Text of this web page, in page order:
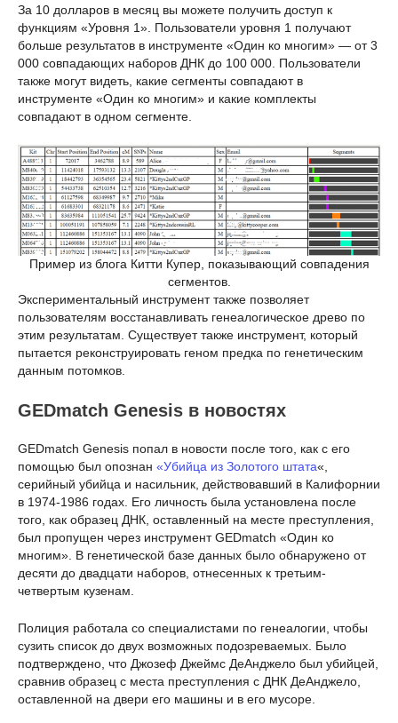
За 10 долларов в месяц вы можете получить доступ к
функциям «Уровня 1». Пользователи уровня 1 получают
больше результатов в инструменте «Один ко многим» — от 3
000 совпадающих наборов ДНК до 100 000. Пользователи
также могут видеть, какие сегменты совпадают в
инструменте «Один ко многим» и какие комплекты
совпадают в одном сегменте.
Пример из блога Китти Купер, показывающий совпадения
сегментов.
Экспериментальный инструмент также позволяет
пользователям восстанавливать генеалогическое древо по
этим результатам. Существует также инструмент, который
пытается реконструировать геном предка по генетическим
данным потомков.
GEDmatch Genesis в новостях
GEDmatch Genesis попал в новости после того, как с его
помощью был опознан «Убийца из Золотого штата«,
серийный убийца и насильник, действовавший в Калифорнии
в 1974-1986 годах. Его личность была установлена после
того, как образец ДНК, оставленный на месте преступления,
был пропущен через инструмент GEDmatch «Один ко
многим». В генетической базе данных было обнаружено от
десяти до двадцати наборов, отнесенных к третьим-
четвертым кузенам.
Полиция работала со специалистами по генеалогии, чтобы
сузить список до двух возможных подозреваемых. Было
подтверждено, что Джозеф Джеймс ДеАнджело был убийцей,
сравнив образец с места преступления с ДНК ДеАнджело,
оставленной на двери его машины и в его мусоре.